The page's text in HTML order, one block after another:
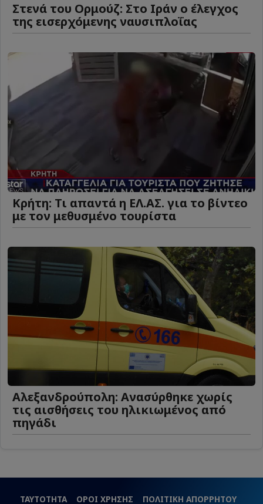
Στενά του Ορμούζ: Στο Ιράν ο έλεγχος
της εισερχόμενης ναυσιπλοΐας
Κρήτη: Τι απαντά η ΕΛ.ΑΣ. για το βίντεο
με τον μεθυσμένο τουρίστα
Αλεξανδρούπολη: Ανασύρθηκε χωρίς
τις αισθήσεις του ηλικιωμένος από
πηγάδι
ΤΑΥΤΟΤΗΤΑ ΟΡΟΙ ΧΡΗΣΗΣ ΠΟΛΙΤΙΚΗ ΑΠΟΡΡΗΤΟΥ